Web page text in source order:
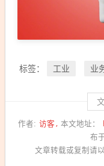
标签： 工业 业
作者: 访客 本文地址：
布
文章转载或复制请以